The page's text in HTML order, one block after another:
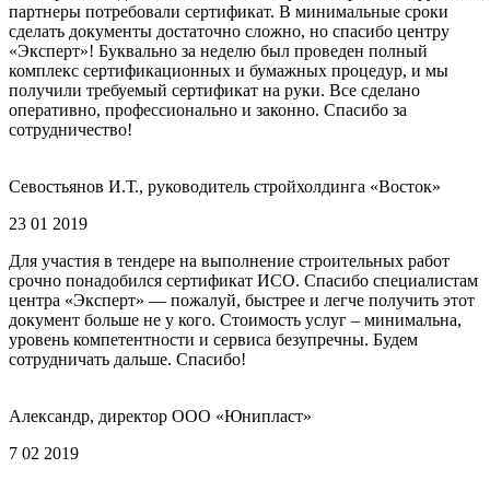
партнеры потребовали сертификат. В минимальные сроки
сделать документы достаточно сложно, но спасибо центру
«Эксперт»! Буквально за неделю был проведен полный
комплекс сертификационных и бумажных процедур, и мы
получили требуемый сертификат на руки. Все сделано
оперативно, профессионально и законно. Спасибо за
сотрудничество!
Севостьянов И.Т., руководитель стройхолдинга «Восток»
23 01 2019
Для участия в тендере на выполнение строительных работ
срочно понадобился сертификат ИСО. Спасибо специалистам
центра «Эксперт» — пожалуй, быстрее и легче получить этот
документ больше не у кого. Стоимость услуг – минимальна,
уровень компетентности и сервиса безупречны. Будем
сотрудничать дальше. Спасибо!
Александр, директор ООО «Юнипласт»
7 02 2019